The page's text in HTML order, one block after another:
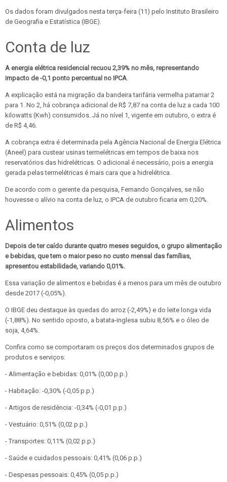
Os dados foram divulgados nesta terça-feira (11) pelo Instituto Brasileiro
de Geografia e Estatística (IBGE).
Conta de luz
A energia elétrica residencial recuou 2,39% no mês, representando
impacto de -0,1 ponto percentual no IPCA.
A explicação está na migração da bandeira tarifária vermelha patamar 2
para 1. No 2, há cobrança adicional de R$ 7,87 na conta de luz a cada 100
kilowatts (Kwh) consumidos. Já no nível 1, vigente em outubro, o extra é
de R$ 4,46.
A cobrança extra é determinada pela Agência Nacional de Energia Elétrica
(Aneel) para custear usinas termelétricas em tempos de baixa nos
reservatórios das hidrelétricas. O adicional é necessário, pois a energia
gerada pelas termelétricas é mais cara que a hidrelétrica.
De acordo com o gerente da pesquisa, Fernando Gonçalves, se não
houvesse o alívio na conta de luz, o IPCA de outubro ficaria em 0,20%.
Alimentos
Depois de ter caído durante quatro meses seguidos, o grupo alimentação
e bebidas, que tem o maior peso no custo mensal das famílias,
apresentou estabilidade, variando 0,01%.
Essa variação de alimentos e bebidas é a menos para um mês de outubro
desde 2017 (-0,05%).
O IBGE deu destaque às quedas do arroz (-2,49%) e do leite longa vida
(-1,88%). No sentido oposto, a batata-inglesa subiu 8,56% e o óleo de
soja, 4,64%.
Confira como se comportaram os preços dos determinados grupos de
produtos e serviços:
- Alimentação e bebidas: 0,01% (0,00 p.p.)
- Habitação: -0,30% (-0,05 p.p.)
- Artigos de residência: -0,34% (-0,01 p.p.)
- Vestuário: 0,51% (0,02 p.p.)
- Transportes: 0,11% (0,02 p.p.)
- Saúde e cuidados pessoais: 0,41% (0,06 p.p.)
- Despesas pessoais: 0,45% (0,05 p.p.)